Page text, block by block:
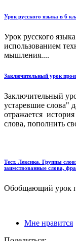
Урок русского языка в 6
Урок русского
использованием
мышления....
Заключительный урок
Заключительный
устаревшие слова"
отражается
слова, пополнить
Тест. Лексика. Группы
заимствованные слова,
Обобщающий урок
Мне нравится